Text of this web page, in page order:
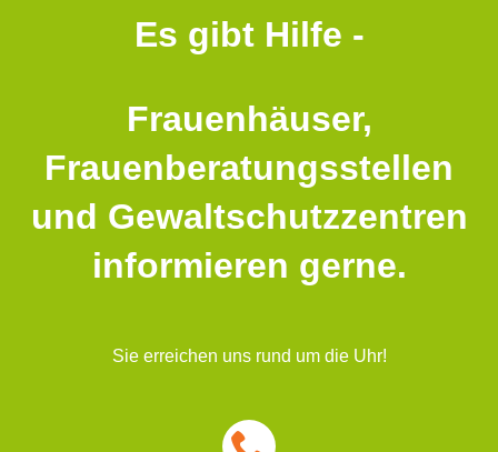
Es gibt Hilfe -
Frauenhäuser,
Frauenberatungsstellen
und Gewaltschutzzentren
informieren gerne.
Sie erreichen uns rund um die Uhr!